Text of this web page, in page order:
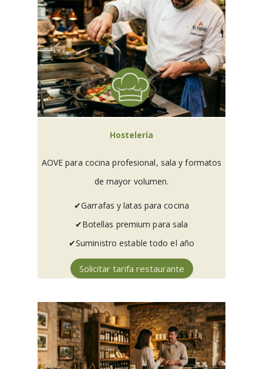
Hostelería
AOVE para cocina profesional, sala y formatos
de mayor volumen.
✔︎Garrafas y latas para cocina
✔︎Botellas premium para sala
✔︎Suministro estable todo el año
Solicitar tarifa restaurante